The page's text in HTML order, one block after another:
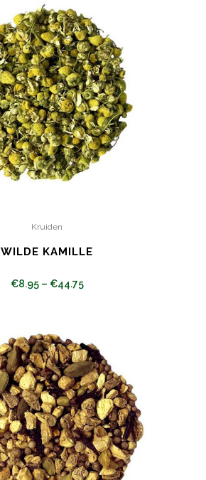
Kruiden
WILDE KAMILLE
€8.95– €44.75